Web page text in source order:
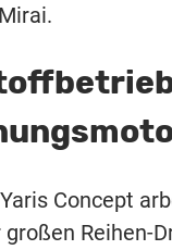
Concept
Reihen-